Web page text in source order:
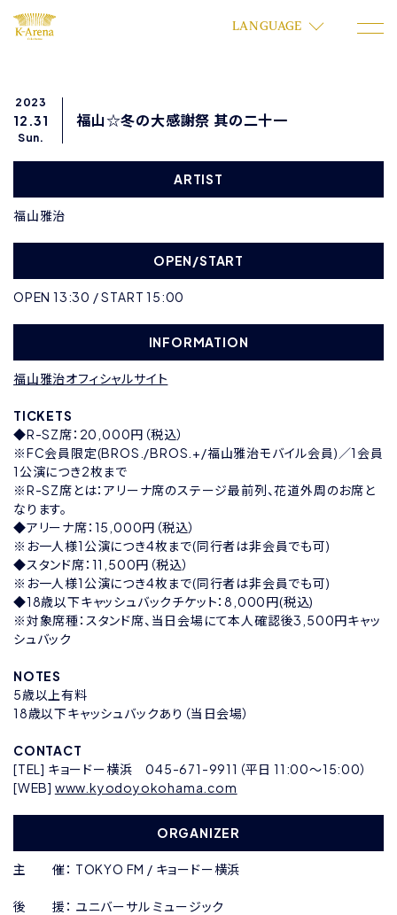
LANGUAGE
2023
12.31
Sun.
福山☆冬の大感謝祭 其の二十一
ARTIST
福山雅治
OPEN/START
OPEN 13:30 / START 15:00
INFORMATION
福山雅治オフィシャルサイト
TICKETS
◆R-SZ席：20,000円（税込）
※FC会員限定(BROS./BROS.+/福山雅治モバイル会員)／1会員
1公演につき2枚まで
※R-SZ席とは：アリーナ席のステージ最前列、花道外周のお席と
なります。
◆アリーナ席：15,000円（税込）
※お一人様1公演につき4枚まで(同行者は非会員でも可)
◆スタンド席：11,500円（税込）
※お一人様1公演につき4枚まで(同行者は非会員でも可)
◆18歳以下キャッシュバックチケット：8,000円(税込)
※対象席種：スタンド席、当日会場にて本人確認後3,500円キャッ
シュバック
NOTES
5歳以上有料
18歳以下キャッシュバックあり（当日会場）
CONTACT
[TEL] キョードー横浜 045-671-9911（平日 11:00～15:00）
[WEB] www.kyodoyokohama.com
ORGANIZER
主 催： TOKYO FM / キョードー横浜
後 援： ユニバーサル ミュージック